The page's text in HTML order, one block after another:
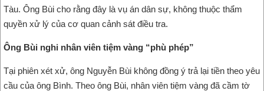
Tàu. Ông Bùi cho rằng đây là vụ án dân sự, không thuộc thẩm
quyền xử lý của cơ quan cảnh sát điều tra.
Ông Bùi nghi nhân viên tiệm vàng “phù phép”
Tại phiên xét xử, ông Nguyễn Bùi không đồng ý trả lại tiền theo yêu
cầu của ông Bình. Theo ông Bùi, nhân viên tiệm vàng đã cầm tờ